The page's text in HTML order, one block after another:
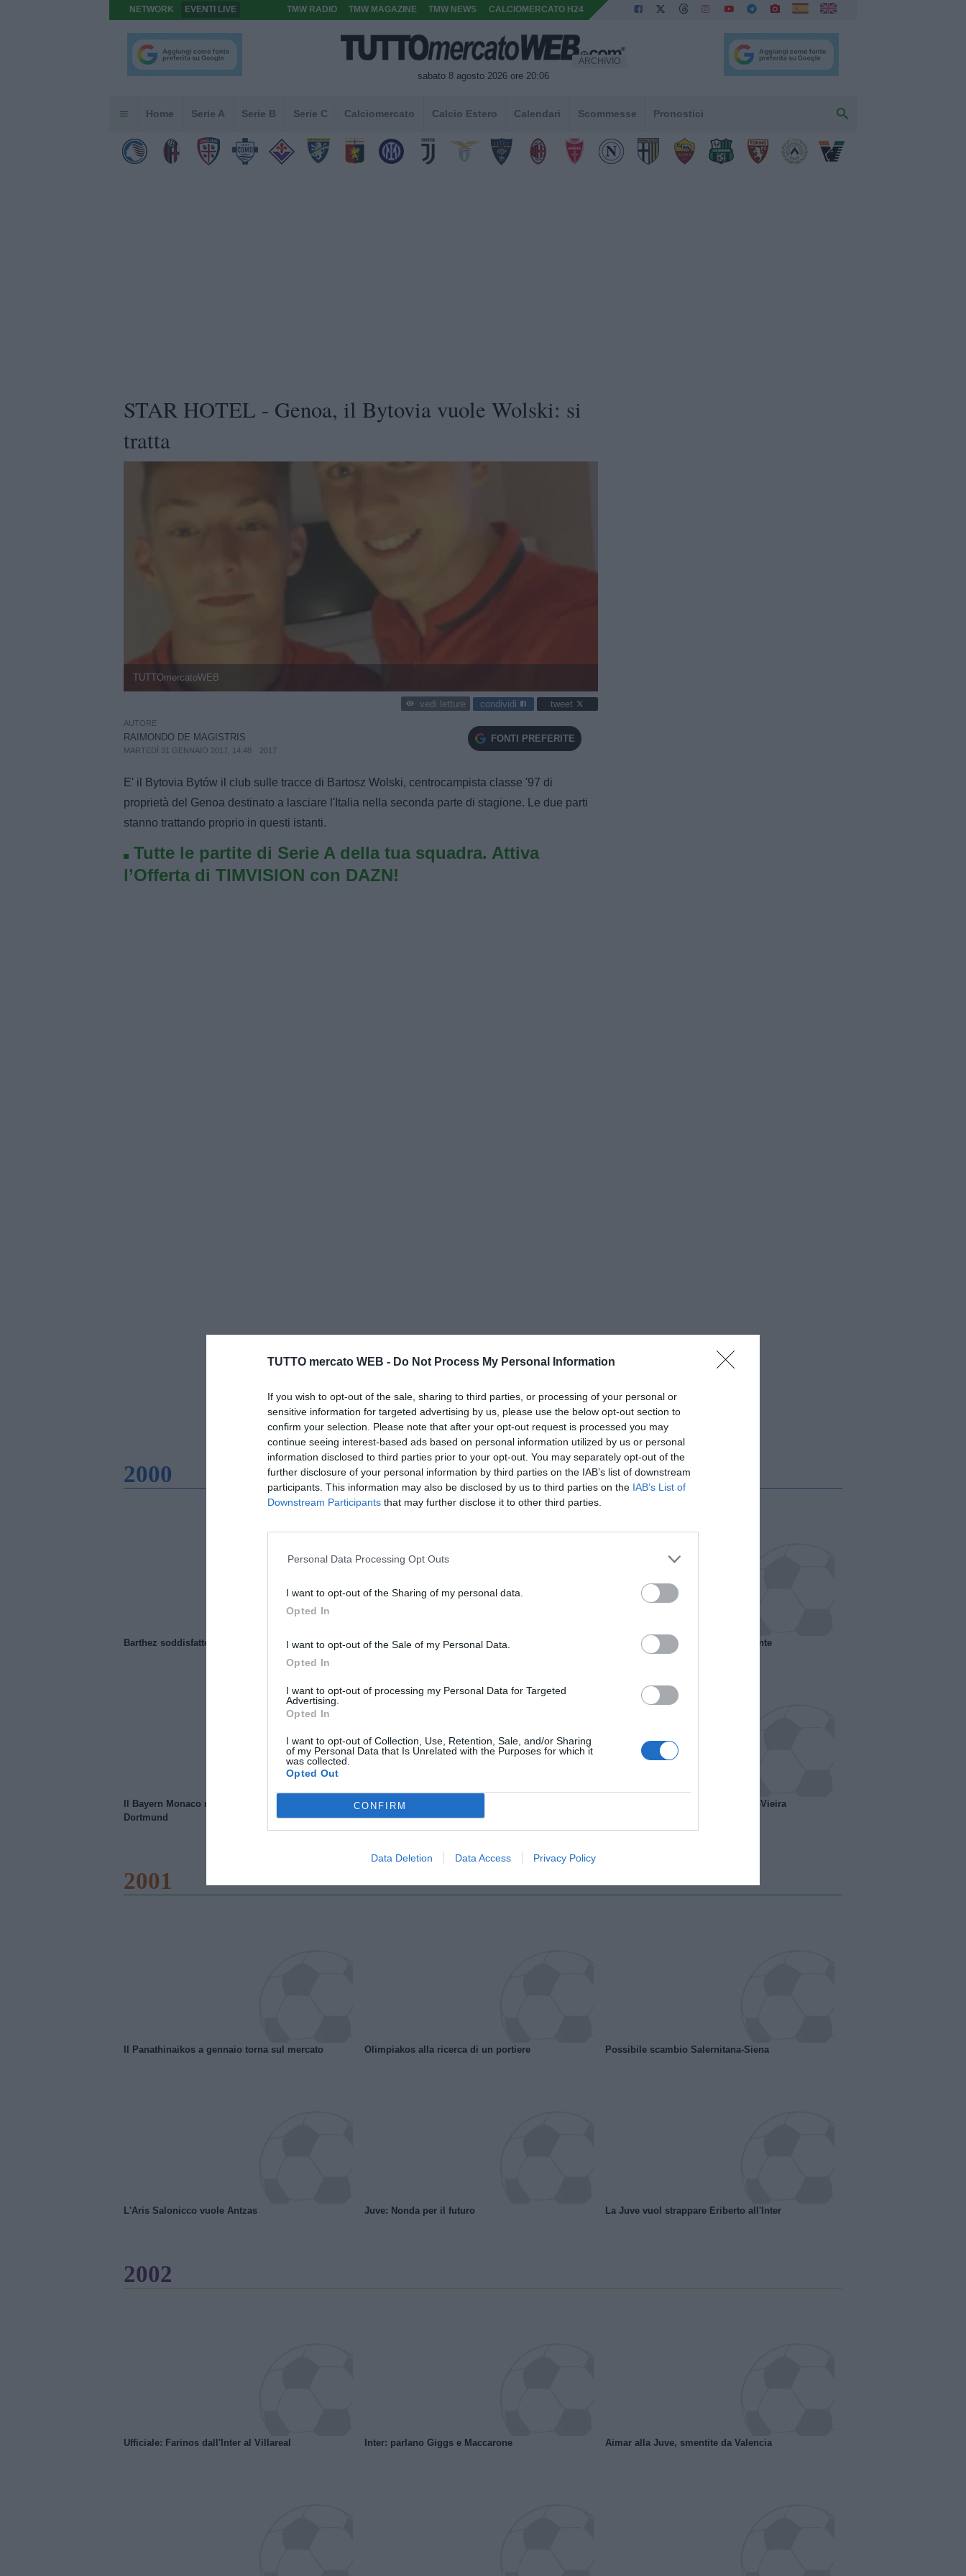
TUTTO mercato WEB - Do Not Process My Personal Information
If you wish to opt-out of the sale, sharing to third parties, or processing of your personal or
sensitive information for targeted advertising by us, please use the below opt-out section to
confirm your selection. Please note that after your opt-out request is processed you may
continue seeing interest-based ads based on personal information utilized by us or personal
information disclosed to third parties prior to your opt-out. You may separately opt-out of the
further disclosure of your personal information by third parties on the IAB’s list of downstream
participants. This information may also be disclosed by us to third parties on the IAB’s List of
Downstream Participants that may further disclose it to other third parties.
Personal Data Processing Opt Outs
I want to opt-out of the Sharing of my personal data.
Opted In
I want to opt-out of the Sale of my Personal Data.
Opted In
I want to opt-out of processing my Personal Data for Targeted
Advertising.
Opted In
I want to opt-out of Collection, Use, Retention, Sale, and/or Sharing
of my Personal Data that Is Unrelated with the Purposes for which it
was collected.
Opted Out
CONFIRM
Data Deletion Data Access Privacy Policy
NETWORK EVENTI LIVE TMW RADIO TMW MAGAZINE TMW NEWS CALCIOMERCATO H24
sabato 8 agosto 2026 ore 20:06
ARCHIVIO
Home Serie A Serie B Serie C Calciomercato Calcio Estero Calendari Scommesse Pronostici
STAR HOTEL - Genoa, il Bytovia vuole Wolski: si
tratta
TUTTOmercatoWEB
vedi letture condividi tweet
AUTORE
RAIMONDO DE MAGISTRIS
MARTEDÌ 31 GENNAIO 2017, 14:48 2017
FONTI PREFERITE
E' il Bytovia Bytów il club sulle tracce di Bartosz Wolski, centrocampista classe '97 di
proprietà del Genoa destinato a lasciare l'Italia nella seconda parte di stagione. Le due parti
stanno trattando proprio in questi istanti.
Tutte le partite di Serie A della tua squadra. Attiva
l’Offerta di TIMVISION con DAZN!
2000
Barthez soddisfatto del Manchester United Il Rayo Vallecano spinge per Zamorano Francia, il Marsiglia senza presidente
Il Bayern Monaco ridimensiona il Borussia
Dortmund
Wiltord vuole giocare A gennaio ipotesi scambio Davids-Vieira
2001
Il Panathinaikos a gennaio torna sul mercato Olimpiakos alla ricerca di un portiere Possibile scambio Salernitana-Siena
L'Aris Salonicco vuole Antzas Juve: Nonda per il futuro La Juve vuol strappare Eriberto all'Inter
2002
Ufficiale: Farinos dall'Inter al Villareal Inter: parlano Giggs e Maccarone Aimar alla Juve, smentite da Valencia